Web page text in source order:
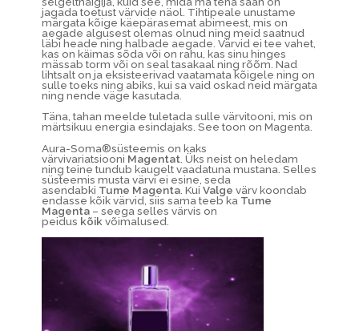
jagada toetust värvide näol. Tihtipeale unustame
märgata kõige käepärasemat abimeest, mis on
aegade algusest olemas olnud ning meid saatnud
läbi heade ning halbade aegade. Värvid ei tee vahet,
kas on käimas sõda või on rahu, kas sinu hinges
mässab torm või on seal tasakaal ning rõõm. Nad
lihtsalt on ja eksisteerivad vaatamata kõigele ning on
sulle toeks ning abiks, kui sa vaid oskad neid märgata
ning nende väge kasutada.
Täna, tahan meelde tuletada sulle värvitooni, mis on
märtsikuu energia esindajaks. See toon on Magenta.
Aura-Soma®süsteemis on kaks
värvivariatsiooni Magentat. Üks neist on heledam
ning teine tundub kaugelt vaadatuna mustana. Selles
süsteemis musta värvi ei esine, seda
asendabki Tume Magenta. Kui Valge värv koondab
endasse kõik värvid, siis sama teeb ka Tume
Magenta– seega selles värvis on
peidus kõik võimalused.